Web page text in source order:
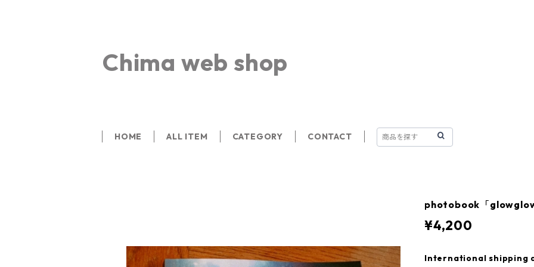
Chima web shop
HOME ALL ITEM CATEGORY CONTACT
photobook「glowglow
¥4,200
International shipping